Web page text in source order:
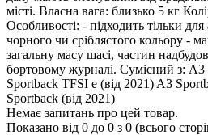
місті. Власна вага: близько 5 кг
Особливості: - підходить тільки для
чорного чи сріблястого кольору -
загальну масу шасі, частин
бортовому журналі. Сумісний з: A3
Sportback TFSI e (від 2021) A3
Sportback (від 2021)
Немає запитань про цей товар.
Показано від 0 до 0 з 0 (всього